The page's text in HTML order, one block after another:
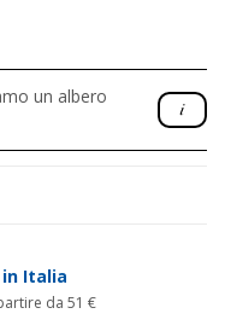
un albero
Italia
da 51 €